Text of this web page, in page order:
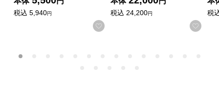
税込 5,940円
お気に入りに登録する
税込 24,200円
お気
税